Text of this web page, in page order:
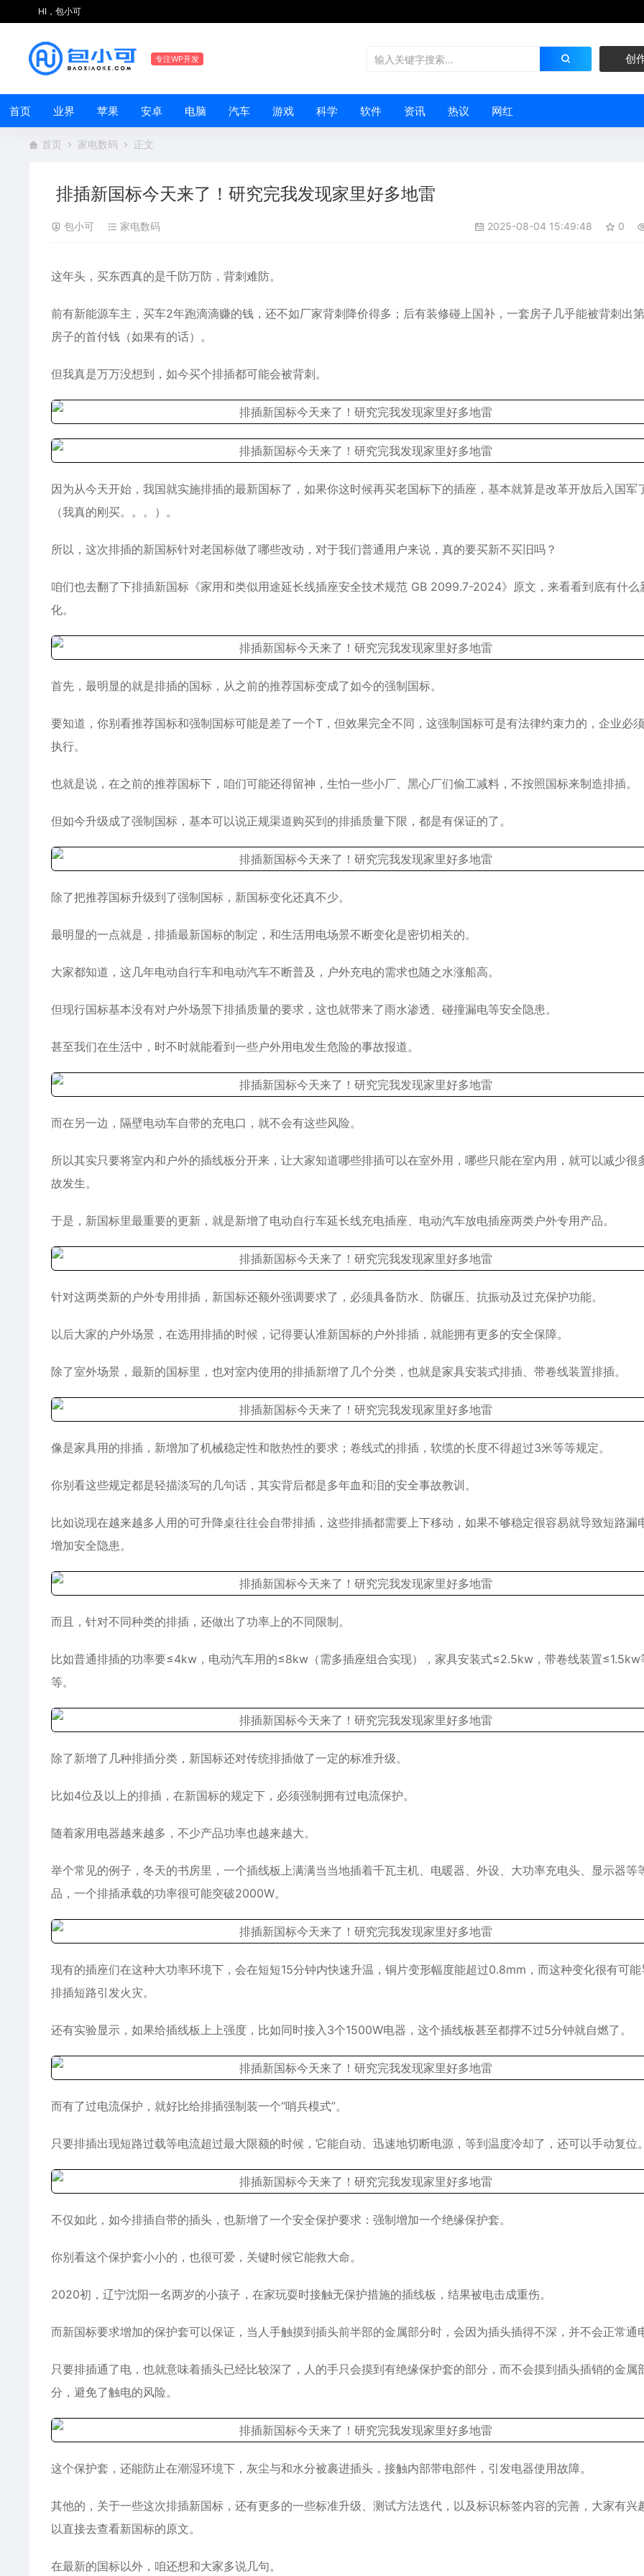
HI，包小可
专注WP开发 创
首页 业界 苹果 安卓 电脑 汽车 游戏 科学 软件 资讯 热议 网红
首页 家电数码 正文
排插新国标今天来了！研究完我发现家里好多地雷
包小可 家电数码 2025-08-04 15:49:48 0
这年头，买东西真的是千防万防，背刺难防。
前有新能源车主，买车2年跑滴滴赚的钱，还不如厂家背刺降价得多；后有装修碰上国补，一套房子几乎能被背刺出
房子的首付钱（如果有的话）。
但我真是万万没想到，如今买个排插都可能会被背刺。
因为从今天开始，我国就实施排插的最新国标了，如果你这时候再买老国标下的插座，基本就算是改革开放后入国军
（我真的刚买。。。）。
所以，这次排插的新国标针对老国标做了哪些改动，对于我们普通用户来说，真的要买新不买旧吗？
咱们也去翻了下排插新国标《家用和类似用途延长线插座安全技术规范 GB 2099.7-2024》原文，来看看到底有什么
化。
首先，最明显的就是排插的国标，从之前的推荐国标变成了如今的强制国标。
要知道，你别看推荐国标和强制国标可能是差了一个T，但效果完全不同，这强制国标可是有法律约束力的，企业必
执行。
也就是说，在之前的推荐国标下，咱们可能还得留神，生怕一些小厂、黑心厂们偷工减料，不按照国标来制造排插。
但如今升级成了强制国标，基本可以说正规渠道购买到的排插质量下限，都是有保证的了。
除了把推荐国标升级到了强制国标，新国标变化还真不少。
最明显的一点就是，排插最新国标的制定，和生活用电场景不断变化是密切相关的。
大家都知道，这几年电动自行车和电动汽车不断普及，户外充电的需求也随之水涨船高。
但现行国标基本没有对户外场景下排插质量的要求，这也就带来了雨水渗透、碰撞漏电等安全隐患。
甚至我们在生活中，时不时就能看到一些户外用电发生危险的事故报道。
而在另一边，隔壁电动车自带的充电口，就不会有这些风险。
所以其实只要将室内和户外的插线板分开来，让大家知道哪些排插可以在室外用，哪些只能在室内用，就可以减少很
故发生。
于是，新国标里最重要的更新，就是新增了电动自行车延长线充电插座、电动汽车放电插座两类户外专用产品。
针对这两类新的户外专用排插，新国标还额外强调要求了，必须具备防水、防碾压、抗振动及过充保护功能。
以后大家的户外场景，在选用排插的时候，记得要认准新国标的户外排插，就能拥有更多的安全保障。
除了室外场景，最新的国标里，也对室内使用的排插新增了几个分类，也就是家具安装式排插、带卷线装置排插。
像是家具用的排插，新增加了机械稳定性和散热性的要求；卷线式的排插，软缆的长度不得超过3米等等规定。
你别看这些规定都是轻描淡写的几句话，其实背后都是多年血和泪的安全事故教训。
比如说现在越来越多人用的可升降桌往往会自带排插，这些排插都需要上下移动，如果不够稳定很容易就导致短路漏
增加安全隐患。
而且，针对不同种类的排插，还做出了功率上的不同限制。
比如普通排插的功率要≤4kw，电动汽车用的≤8kw（需多插座组合实现），家具安装式≤2.5kw，带卷线装置≤1.5kw
等。
除了新增了几种排插分类，新国标还对传统排插做了一定的标准升级。
比如4位及以上的排插，在新国标的规定下，必须强制拥有过电流保护。
随着家用电器越来越多，不少产品功率也越来越大。
举个常见的例子，冬天的书房里，一个插线板上满满当当地插着千瓦主机、电暖器、外设、大功率充电头、显示器等
品，一个排插承载的功率很可能突破2000W。
现有的插座们在这种大功率环境下，会在短短15分钟内快速升温，铜片变形幅度能超过0.8mm，而这种变化很有可能
排插短路引发火灾。
还有实验显示，如果给插线板上上强度，比如同时接入3个1500W电器，这个插线板甚至都撑不过5分钟就自燃了。
而有了过电流保护，就好比给排插强制装一个“哨兵模式”。
只要排插出现短路过载等电流超过最大限额的时候，它能自动、迅速地切断电源，等到温度冷却了，还可以手动复位
不仅如此，如今排插自带的插头，也新增了一个安全保护要求：强制增加一个绝缘保护套。
你别看这个保护套小小的，也很可爱，关键时候它能救大命。
2020初，辽宁沈阳一名两岁的小孩子，在家玩耍时接触无保护措施的插线板，结果被电击成重伤。
而新国标要求增加的保护套可以保证，当人手触摸到插头前半部的金属部分时，会因为插头插得不深，并不会正常通
只要排插通了电，也就意味着插头已经比较深了，人的手只会摸到有绝缘保护套的部分，而不会摸到插头插销的金属
分，避免了触电的风险。
这个保护套，还能防止在潮湿环境下，灰尘与和水分被裹进插头，接触内部带电部件，引发电器使用故障。
其他的，关于一些这次排插新国标，还有更多的一些标准升级、测试方法迭代，以及标识标签内容的完善，大家有兴
以直接去查看新国标的原文。
在最新的国标以外，咱还想和大家多说几句。